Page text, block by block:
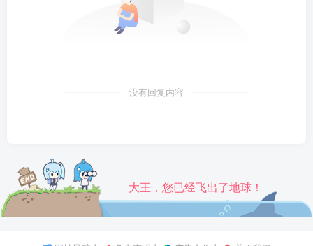
没有回复内容
大王，您已经飞出了地球！